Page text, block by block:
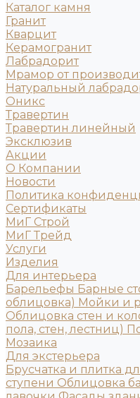
Каталог камня
Гранит
Кварцит
Керамогранит
Лабрадорит
Мрамор от
Натуральный
Оникс
Травертин
Травертин линейный
Эксклюзив
Акции
О Компании
Новости
Политика
Сертификаты
МиГ Строй
МиГ Трейд
Услуги
Изделия
Для интерьера
Барельефы Барные
облицовка) Мойки и
Облицовка стен и
пола, стен, лестниц)
Мозаика
Для экстерьера
Брусчатка и плитка
ступени Облицовка